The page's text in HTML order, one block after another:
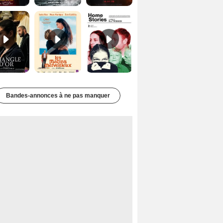
Les Matins merveilleux Bande-annonce VF Home stories Bande-annonce VO STFR
Bandes-annonces à ne pas manquer